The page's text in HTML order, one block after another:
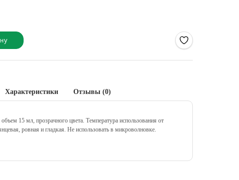
Характеристики Отзывы (0)
15 мл, прозрачного цвета. Температура использования от
ровная и гладкая. Не использовать в микроволновке.